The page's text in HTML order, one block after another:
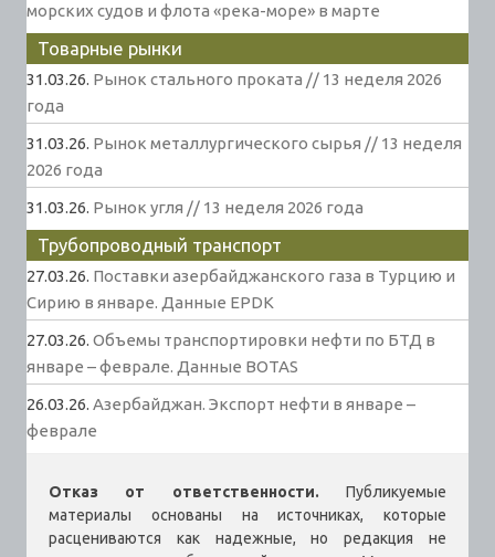
морских судов и флота «река-море» в марте
Товарные рынки
31.03.26. Рынок стального проката // 13 неделя 2026
года
31.03.26. Рынок металлургического сырья // 13 неделя
2026 года
31.03.26. Рынок угля // 13 неделя 2026 года
Трубопроводный транспорт
27.03.26. Поставки азербайджанского газа в Турцию и
Сирию в январе. Данные EPDK
27.03.26. Объемы транспортировки нефти по БТД в
январе – феврале. Данные BOTAS
26.03.26. Азербайджан. Экспорт нефти в январе –
феврале
Отказ от ответственности. Публикуемые
материалы основаны на источниках, которые
расцениваются как надежные, но редакция не